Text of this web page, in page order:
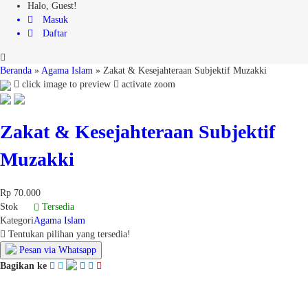
Halo, Guest!
Masuk
Daftar
Beranda » Agama Islam » Zakat & Kesejahteraan Subjektif Muzakki
click image to preview
activate zoom
Zakat & Kesejahteraan Subjektif
Muzakki
Rp 70.000
Stok
Tersedia
KategoriAgama Islam
Tentukan pilihan yang tersedia!
Pesan via Whatsapp
Bagikan ke